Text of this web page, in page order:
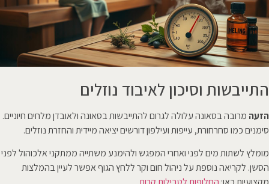
התייבשות וסיכון לאיבוד נוזלים
הזעה מרובה בסאונה עלולה לגרום להתייבשות בסאונה ולאובדן מלחים חיוניים.
סימנים כמו סחרחורת, עייפות ועילפון דורשים יציאה מיידית והחזרת נוזלים.
מומלץ לשתות מים לפני ואחרי המפגש ולהימנע משתייה ממתקני אלכוהול לפני
הסשן. לקריאה נוספת על ניהול חום וקר ללחץ הגוף אפשר לעיין בהמלצות